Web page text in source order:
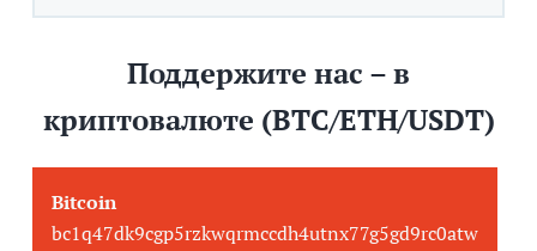
Поддержите нас – в
криптовалюте (BTC/ETH/USDT)
Bitcoin
bc1q47dk9cgp5rzkwqrmccdh4utnx77g5gd9rc0atw